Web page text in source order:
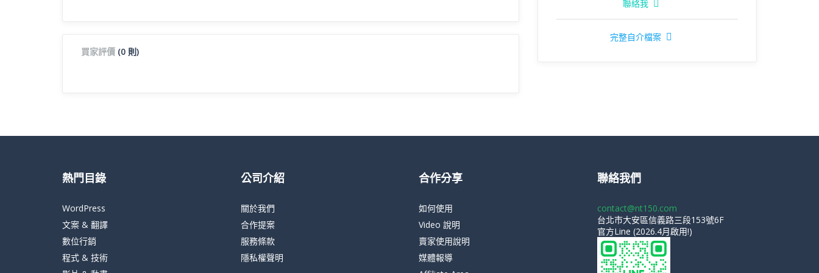
買家評價 (0 則)
聯絡我
完整自介檔案
熱門目錄
WordPress
文案 & 翻譯
數位行銷
程式 & 技術
公司介紹
關於我們
合作提案
服務條款
隱私權聲明
合作分享
如何使用
Video 說明
賣家使用說明
媒體報導
聯絡我們
contact@nt150.com
台北市大安區信義路三段153號6F
官方Line (2026.4月啟用!)